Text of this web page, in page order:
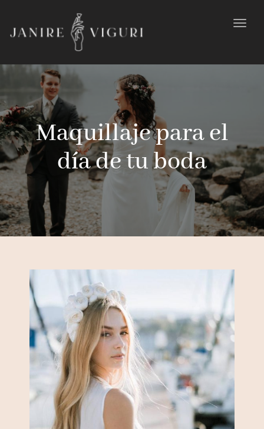
Maquillaje para el
día de tu boda